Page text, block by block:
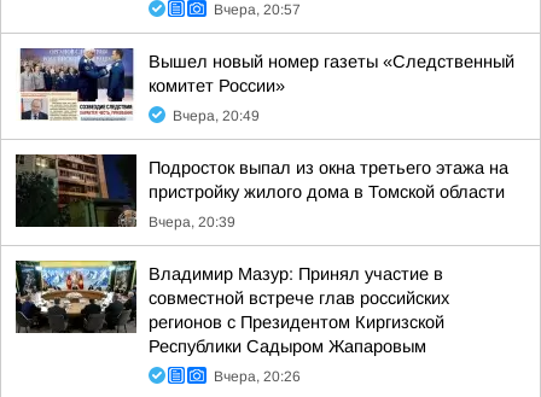
Вчера, 20:57
Вышел новый номер газеты «Следственный
комитет России»
Вчера, 20:49
Подросток выпал из окна третьего этажа на
пристройку жилого дома в Томской области
Вчера, 20:39
Владимир Мазур: Принял участие в
совместной встрече глав российских
регионов с Президентом Киргизской
Республики Садыром Жапаровым
Вчера, 20:26